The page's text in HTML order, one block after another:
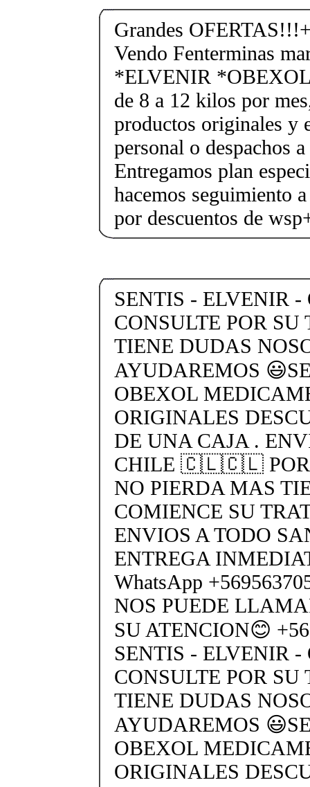
Grandes
Vendo Fenterminas
*ELVENIR
de 8 a 12 kilos por
productos originales y
personal o despachos
Entregamos plan
hacemos seguimiento
por descuentos de
SENTIS - ELVENIR
CONSULTE POR
TIENE DUDAS
AYUDAREMOS
OBEXOL
ORIGINALES
DE UNA CAJA .
CHILE 🇨🇱🇨🇱 POR
NO PIERDA MAS
COMIENCE SU
ENVIOS A TODO
ENTREGA
WhatsApp
NOS PUEDE
SU ATENCION😊
SENTIS - ELVENIR -
CONSULTE POR
TIENE DUDAS
AYUDAREMOS
OBEXOL
ORIGINALES